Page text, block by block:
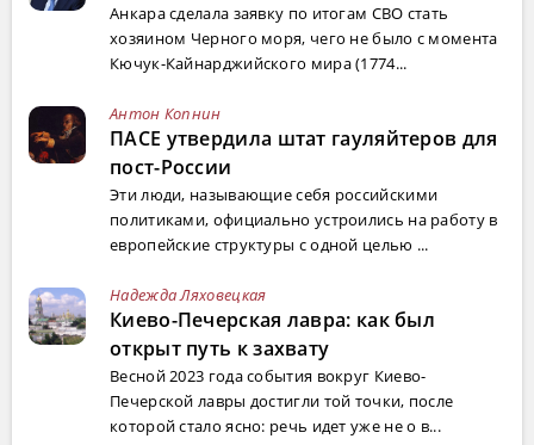
Анкара сделала заявку по итогам СВО стать
хозяином Черного моря, чего не было с момента
Кючук-Кайнарджийского мира (1774...
Антон Копнин
ПАСЕ утвердила штат гауляйтеров для
пост-России
Эти люди, называющие себя российскими
политиками, официально устроились на работу в
европейские структуры с одной целью ...
Надежда Ляховецкая
Киево-Печерская лавра: как был
открыт путь к захвату
Весной 2023 года события вокруг Киево-
Печерской лавры достигли той точки, после
которой стало ясно: речь идет уже не о в...